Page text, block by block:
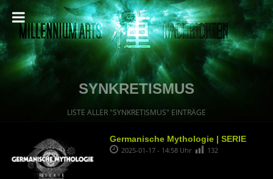
SYNKRETISMUS
LISTE ALLER "SYNKRETISMUS" EINTRÄGE
Germanische Mythologie | SERIE
2025-01-17 - 14:58 Uhr 132